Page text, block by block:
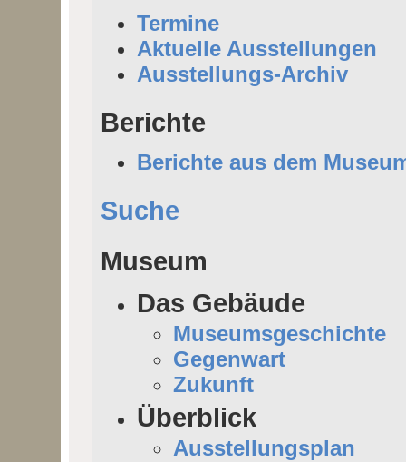
Termine
Aktuelle Ausstellungen
Ausstellungs-Archiv
Berichte
Berichte aus dem
Suche
Museum
Das Gebäude
Museumsgeschichte
Gegenwart
Zukunft
Überblick
Ausstellungsplan